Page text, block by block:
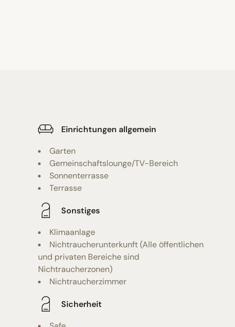
Einrichtungen allgemein
Garten
Gemeinschaftslounge/TV-Bereich
Sonnenterrasse
Terrasse
Sonstiges
Klimaanlage
Nichtraucherunterkunft (Alle öffentlichen
und privaten Bereiche sind
Nichtraucherzonen)
Nichtraucherzimmer
Sicherheit